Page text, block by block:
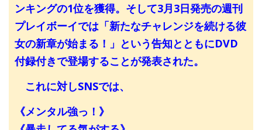
ンキングの1位を獲得。そして3月3日発売の週刊
プレイボーイでは「新たなチャレンジを続ける彼
女の新章が始まる！」という告知とともにDVD
付録付きで登場することが発表された。
これに対しSNSでは、
《メンタル強っ！》